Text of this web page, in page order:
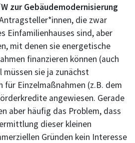
zur Gebäudemodernisierung
die zwar
Einfamilienhauses sind, aber
mit denen sie energetische
finanzieren können (auch
sie ja zunächst
für Einzelmaßnahmen (z.B. dem
angewiesen. Gerade
aber häufig das Problem, dass
dieser kleinen
Gründen kein Interesse